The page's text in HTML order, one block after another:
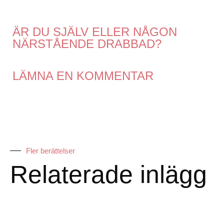
ÄR DU SJÄLV ELLER NÅGON
NÄRSTÅENDE DRABBAD?
LÄMNA EN KOMMENTAR
Fler berättelser
Relaterade inlägg